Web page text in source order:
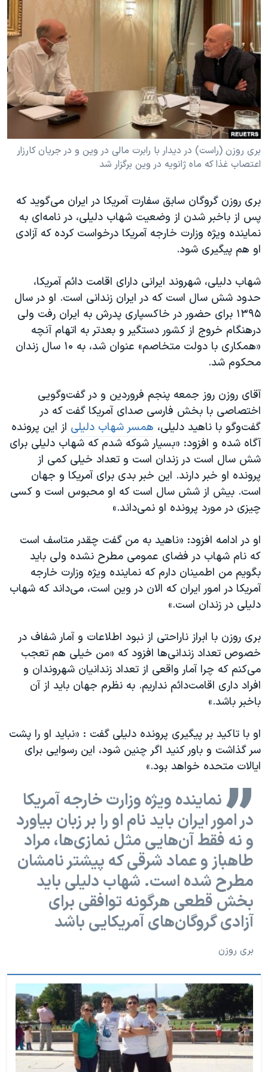
فرهنگ و زندگی
حقوق شهروندی
اقتصادی
اسرائیل در جنگ
گالری عکس
آرشیو پخش زنده
انتخابات ریاست جمهوری آمریکا ۲۰۲۴
حمله جمهوری اسلامی به اسرائیل
ورزش زنان در ایران
اعتراضات زن، زندگی، آزادی
مجموعه مستندهای دادخواهی
تریبونال مردمی آبان ۹۸
چهل سال گروگان‌گیری
قانون شفافیت دارائی کادر رهبری ایران
اعتراضات مردمی آبان ۹۸
نرگس محمدی برنده جایزه نوبل صلح
همایش محافظه‌کاران آمریکا «سی‌پک»
صفحه‌های ویژه
سفر پرزیدنت ترامپ به چین
زبانهای مختلف
بری روزن (راست) در دیدار با رابرت مالی در وین و در جریان کارزار
اعتصاب غذا که ماه ژانویه در وین برگزار شد
بری روزن گروگان سابق سفارت آمریکا در ایران می‌گوید که
پس از باخبر شدن از وضعیت شهاب دلیلی، در نامه‌ای به
نماینده ویژه وزارت خارجه آمریکا درخواست کرده که آزادی
او هم پیگیری شود.
شهاب دلیلی، شهروند ایرانی دارای اقامت دائم آمریکا،
حدود شش سال است که در ایران زندانی است. او در سال
۱۳۹۵ برای حضور در خاکسپاری پدرش به ایران رفت ولی
درهنگام خروج از کشور دستگیر و بعدتر به اتهام آنچه
«همکاری با دولت متخاصم» عنوان شد، به ۱۰ سال زندان
محکوم شد.
آقای روزن روز جمعه پنجم فروردین و در گفت‌وگویی
اختصاصی با بخش فارسی صدای آمریکا گفت که در
گفت‌‌وگو با ناهید دلیلی، همسر شهاب دلیلی از این پرونده
آگاه شده و افزود: «بسیار شوکه شدم که شهاب دلیلی برای
شش سال است در زندان است و تعداد خیلی کمی از
پرونده او خبر دارند. این خبر بدی برای آمریکا و جهان
است. بیش از شش سال است که او محبوس است و کسی
چیزی در مورد پرونده او نمی‌داند.»
او در ادامه افزود: «ناهید به من گفت چقدر متاسف است
که نام شهاب در فضای عمومی مطرح نشده ولی باید
بگویم من اطمینان دارم که نماینده ویژه وزارت خارجه
آمریکا در امور ایران که الان در وین است، می‌داند که شهاب
دلیلی در زندان است.»
بری روزن با ابراز ناراحتی از نبود اطلاعات و آمار شفاف در
خصوص تعداد زندانی‌ها افزود که «من خیلی هم تعجب
می‌کنم که چرا آمار واقعی از تعداد زندانیان شهروندان و
افراد داری اقامت‌دائم نداریم. به نظرم جهان باید از آن
باخبر باشد.»
او با تاکید بر پیگیری پرونده دلیلی گفت : «نباید او را پشت
سر گذاشت و باور کنید اگر چنین شود، این رسوایی برای
ایالات متحده خواهد بود.»
نماینده ویژه وزارت خارجه آمریکا
در امور ایران باید نام او را بر زبان بیاورد
و نه فقط آن‌هایی مثل نمازی‌ها، مراد
طاهباز و عماد شرقی که پیشتر نامشان
مطرح شده است. شهاب دلیلی باید
بخش قطعی هرگونه توافقی برای
آزادی گروگان‌های آمریکایی باشد
بری روزن